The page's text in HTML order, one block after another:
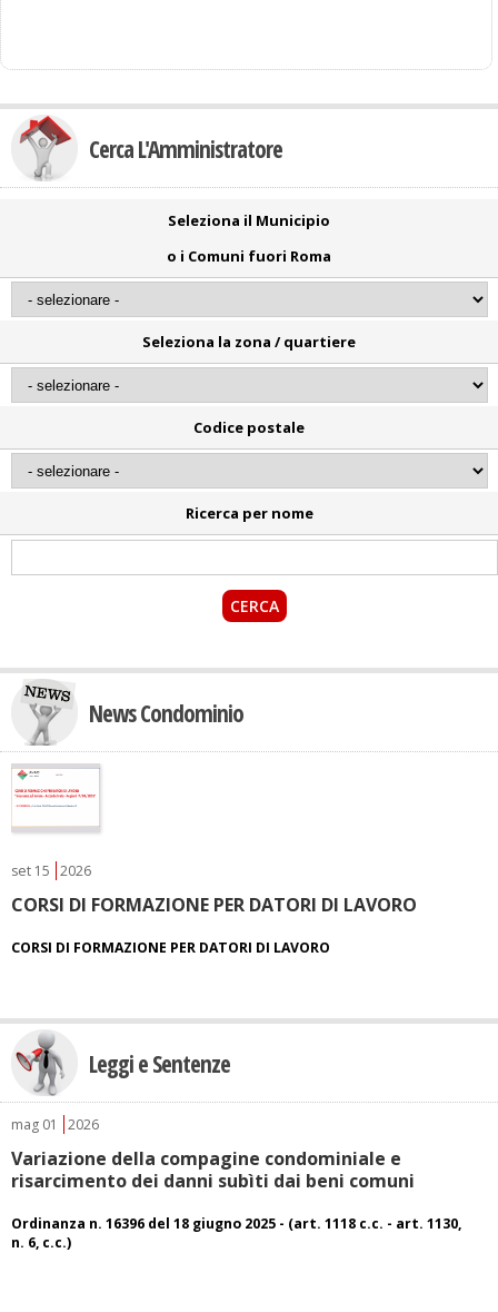
Cerca L'Amministratore
Seleziona il Municipio
o i Comuni fuori Roma
Seleziona la zona / quartiere
Codice postale
Ricerca per nome
News Condominio
set 15 2026
CORSI DI FORMAZIONE PER DATORI DI LAVORO
CORSI DI FORMAZIONE PER DATORI DI LAVORO
Leggi e Sentenze
mag 01 2026
Variazione della compagine condominiale e
risarcimento dei danni subìti dai beni comuni
Ordinanza n. 16396 del 18 giugno 2025 - (art. 1118 c.c. - art. 1130,
n. 6, c.c.)